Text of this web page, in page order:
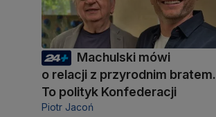
Machulski mówi
o relacji z przyrodnim bratem.
To polityk Konfederacji
Piotr Jacoń